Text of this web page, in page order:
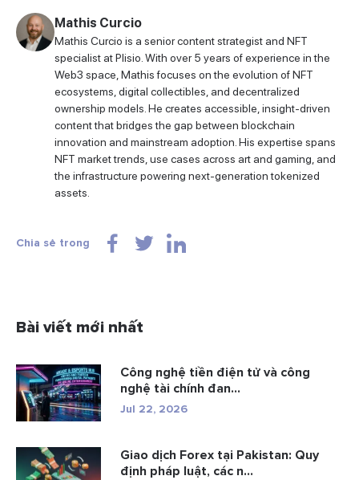
Mathis Curcio
Mathis Curcio is a senior content strategist and NFT
specialist at Plisio. With over 5 years of experience in the
Web3 space, Mathis focuses on the evolution of NFT
ecosystems, digital collectibles, and decentralized
ownership models. He creates accessible, insight-driven
content that bridges the gap between blockchain
innovation and mainstream adoption. His expertise spans
NFT market trends, use cases across art and gaming, and
the infrastructure powering next-generation tokenized
assets.
Chia sẻ trong
Bài viết mới nhất
Công nghệ tiền điện tử và công
nghệ tài chính đan...
Jul 22, 2026
Giao dịch Forex tại Pakistan: Quy
định pháp luật, các n...